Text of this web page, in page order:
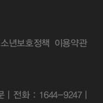
년보호정책 이용약관
| 전화 : 1644-9247 |